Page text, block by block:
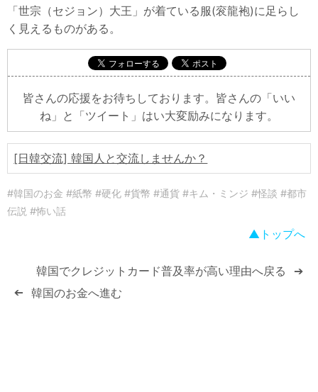
「世宗（セジョン）大王」が着ている服(衮龍袍)に足らし
く見えるものがある。
皆さんの応援をお待ちしております。皆さんの「いい
ね」と「ツイート」はい大変励みになります。
[日韓交流] 韓国人と交流しませんか？
#韓国のお金 #紙幣 #硬化 #貨幣 #通貨 #キム・ミンジ #怪談 #都市
伝説 #怖い話
トップへ
➔ 韓国のお金へ進む
韓国でクレジットカード普及率が高い理由へ戻る ➔